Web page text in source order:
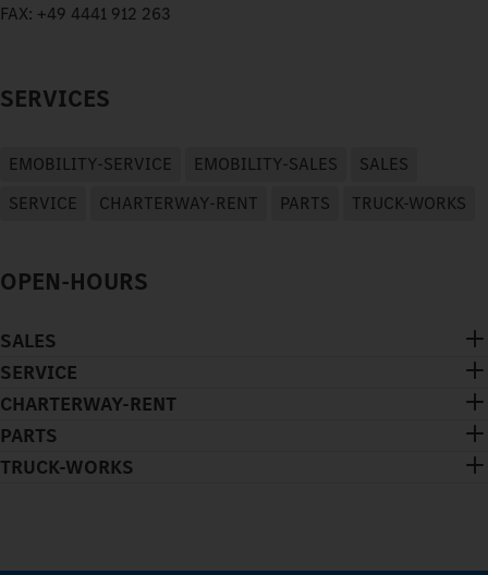
FAX: +49 4441 912 263
SERVICES
EMOBILITY-SERVICE EMOBILITY-SALES
SALES
SERVICE
CHARTERWAY-RENT PARTS TRUCK-WORKS
OPEN-HOURS
SALES
SERVICE
CHARTERWAY-RENT
PARTS
TRUCK-WORKS